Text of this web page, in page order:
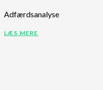
Adfærdsanalyse
LÆS MERE